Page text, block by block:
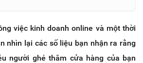
việc kinh doanh online và một thời
nhìn lại các số liệu bạn nhận ra rằng
người ghé thăm cửa hàng của bạn